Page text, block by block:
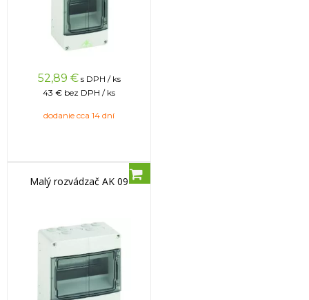
52,89 € s DPH / ks
43 € bez DPH / ks
dodanie cca 14 dní
Malý rozvádzač AK 09